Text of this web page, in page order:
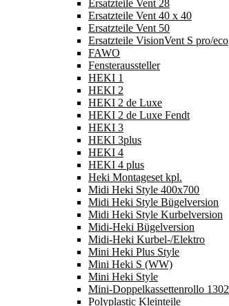
Ersatzteile Vent 28
Ersatzteile Vent 40 x 40
Ersatzteile Vent 50
Ersatzteile VisionVent S pro/eco
FAWO
Fensteraussteller
HEKI 1
HEKI 2
HEKI 2 de Luxe
HEKI 2 de Luxe Fendt
HEKI 3
HEKI 3plus
HEKI 4
HEKI 4 plus
Heki Montageset kpl.
Midi Heki Style 400x700
Midi Heki Style Bügelversion
Midi Heki Style Kurbelversion
Midi-Heki Bügelversion
Midi-Heki Kurbel-/Elektro
Mini Heki Plus Style
Mini Heki S (WW)
Mini Heki Style
Mini-Doppelkassettenrollo 1302
Polyplastic Kleinteile